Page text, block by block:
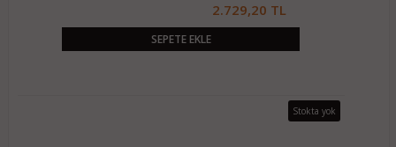
2.729,20 TL
SEPETE EKLE
Stokta yok